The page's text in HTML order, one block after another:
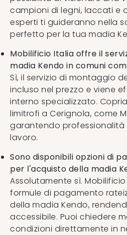
campioni di legni, laccati e
esperti ti guideranno nella
perfetto per la tua madia
Mobilificio Italia offre il
madia Kendo in comuni
Sì, il servizio di montaggio
incluso nel prezzo e viene
interno specializzato.
limitrofi a Cerignola, come
garantendo professionalità
lavoro.
Sono disponibili opzioni di
per l'acquisto della madia
Assolutamente sì.
formule di pagamento
della madia Kendo,
accessibile. Puoi chiedere
condizioni direttamente in